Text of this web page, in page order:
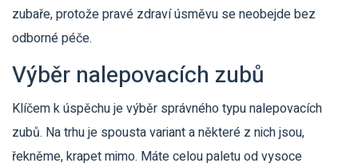
zubaře, protože pravé zdraví úsměvu se neobejde bez
odborné péče.
Výběr nalepovacích zubů
Klíčem k úspěchu je výběr správného typu nalepovacích
zubů. Na trhu je spousta variant a některé z nich jsou,
řekněme, krapet mimo. Máte celou paletu od vysoce